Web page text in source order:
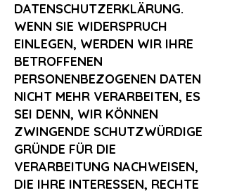
DATENSCHUTZERKLÄRUNG.
WENN SIE WIDERSPRUCH
EINLEGEN, WERDEN WIR IHRE
BETROFFENEN
PERSONENBEZOGENEN DATEN
NICHT MEHR VERARBEITEN, ES
SEI DENN, WIR KÖNNEN
ZWINGENDE SCHUTZWÜRDIGE
GRÜNDE FÜR DIE
VERARBEITUNG NACHWEISEN,
DIE IHRE INTERESSEN, RECHTE